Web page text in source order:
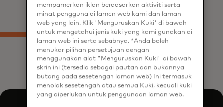
mempamerkan iklan berdasarkan aktiviti serta
minat pengguna di laman web kami dan laman
web yang lain. Klik 'Menguruskan Kuki' di bawah
untuk mengetahui jenis kuki yang kami gunakan di
laman web ini serta sebabnya. *Anda boleh
menukar pilihan persetujuan dengan
menggunakan alat "Menguruskan Kuki" di bawah
skrin ini (tersedia sebagai pautan dan bukannya
butang pada sesetengah laman web) Ini termasuk
menolak sesetengah atau semua Kuki, kecuali kuki
yang diperlukan untuk penggunaan laman web.